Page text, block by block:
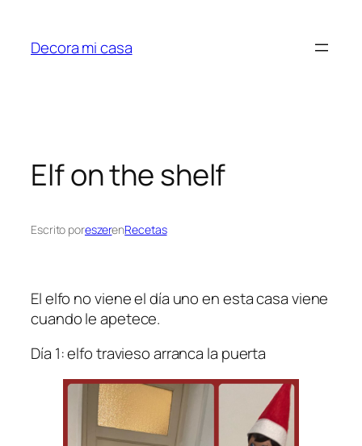
contenido
Decora mi casa
Elf on the shelf
Escrito poreszerenRecetas
El elfo no viene el día uno en esta casa viene
cuando le apetece.
Día 1: elfo travieso arranca la puerta